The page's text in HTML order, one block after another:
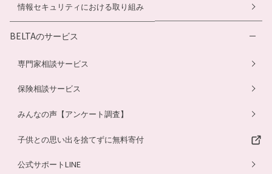
情報セキュリティにおける取り組み
BELTAのサービス
専門家相談サービス
保険相談サービス
みんなの声【アンケート調査】
子供との思い出を捨てずに無料寄付
公式サポートLINE